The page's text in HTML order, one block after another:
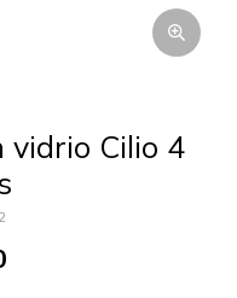
vidrio Cilio 4